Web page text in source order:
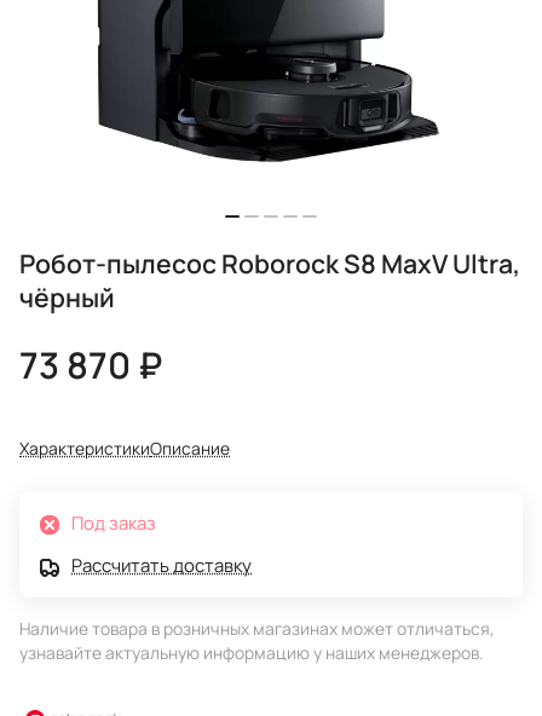
Робот-пылесос Roborock S8 MaxV Ultra,
чёрный
73 870 ₽
ХарактеристикиОписание
Под заказ
Рассчитать доставку
Наличие товара в розничных магазинах может отличаться,
узнавайте актуальную информацию у наших менеджеров.